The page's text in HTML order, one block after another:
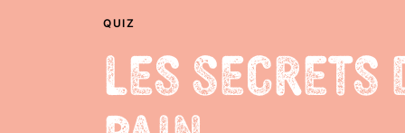
QUIZ
Les Secrets